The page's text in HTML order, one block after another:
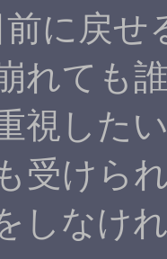
に戻
れても
視した
受けら
しなけ